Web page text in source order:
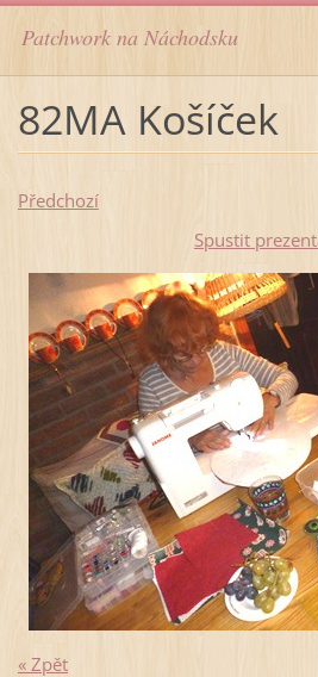
Patchwork na Náchodsku
82MA Košíček
Předchozí
Spustit
« Zpět